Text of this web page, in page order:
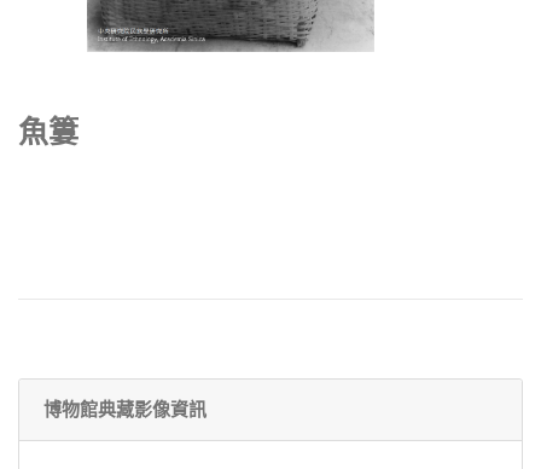
魚簍
博物館典藏影像資訊